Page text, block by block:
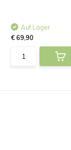
Auf Lager
€ 69,90